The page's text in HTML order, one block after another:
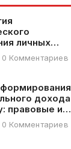
личных
расходов
0 Комментариев
дохода
правовые и
аспекты
0 Комментариев